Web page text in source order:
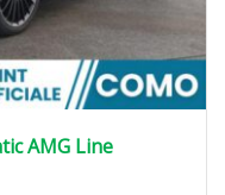
AMG Line